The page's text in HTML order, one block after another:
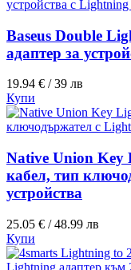
Baseus Double
адаптер за
19.94 € / 39 лв
Купи
Native Union Key
кабел, тип
устройства
25.05 € / 48.99 лв
Купи